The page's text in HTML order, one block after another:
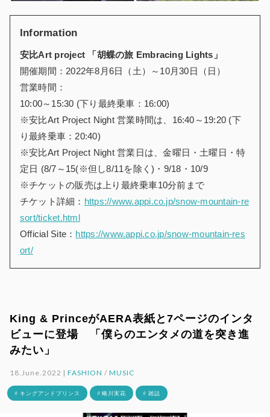
Information
安比Art project 「胡蝶の旅 Embracing Lights」
開催期間： 2022年8 月6日（土）～ 10月30日（日）
営業時間：
10:00～ 15:30 (下り最終乗車： 16:00)
※安比Art Project Night営業時間は、 16:40 ～ 19:20 (下
り最終乗車： 20:40)
※安比Art Project Night営業日は、金曜日・土曜日・特
定日 (8/7 ～ 15(※但し8/11を除く) ・ 9/18 ・ 10/9
※チケットの販売は上り最終乗車10分前まで
チケット詳細： https://www.appi.co.jp/snow-mountain-re
sort/ticket.html
Official Site ： https://www.appi.co.jp/snow-mountain-res
ort/
King & PrinceがAERA表紙と7ページのインタ
ビューに登場 「僕らのエンタメの道を突き進
みたい」
18.June.2022 |FASHION /MUSIC
# キングアンドプリンス # 蜷川実花 # 雑誌